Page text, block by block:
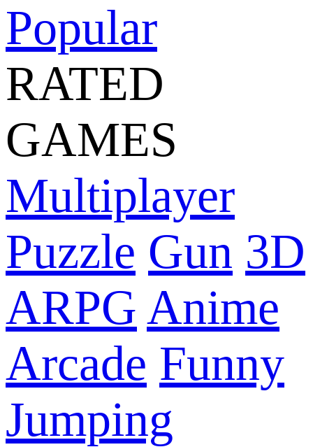
Popular
RATED
GAMES
Multiplayer
Puzzle Gun 3D
ARPG Anime
Arcade Funny
Jumping